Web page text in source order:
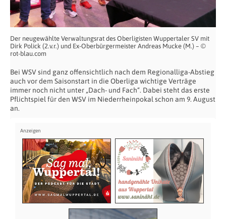
Der neugewählte Verwaltungsrat des Oberligisten Wuppertaler SV mit
Dirk Polick (2.v.r.) und Ex-Oberbürgermeister Andreas Mucke (M.) – ©
rot-blau.com
Bei WSV sind ganz offensichtlich nach dem Regionalliga-Abstieg
auch vor dem Saisonstart in die Oberliga wichtige Verträge
immer noch nicht unter „Dach- und Fach“. Dabei steht das erste
Pflichtspiel für den WSV im Niederrheinpokal schon am 9. August
an.